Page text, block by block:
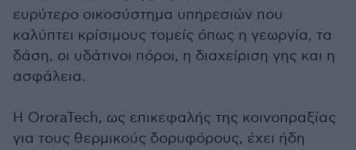
ευρύτερο οικοσύστημα υπηρεσιών που
καλύπτει κρίσιμους τομείς όπως η γεωργία, τα
δάση, οι υδάτινοι πόροι, η διαχείριση γης και η
ασφάλεια.
Η OroraTech, ως επικεφαλής της κοινοπραξίας
για τους θερμικούς δορυφόρους, έχει ήδη